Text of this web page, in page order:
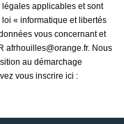
applicables et sont
« informatique et libertés
vous concernant et
afrhouilles@orange.fr. Nous
au démarchage
vous inscrire ici :